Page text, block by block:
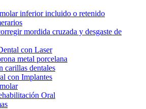
inferior incluido o retenido
mordida cruzada y desgaste de
con Laser
metal porcelana
carillas dentales
con Implantes
Oral